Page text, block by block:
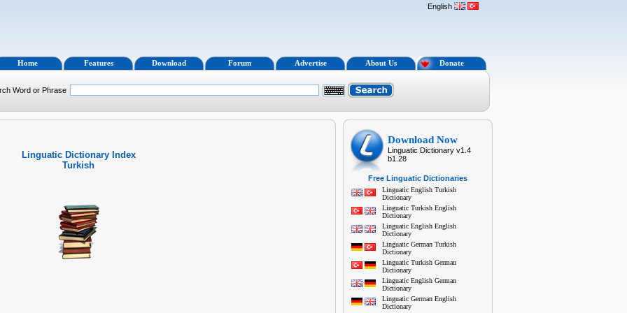
English
Home Features Download Forum Advertise About Us Donate
Word or Phrase
Linguatic Dictionary Index
Turkish
Download Now
Linguatic Dictionary v1.4
b1.28
Free Linguatic Dictionaries
Linguatic English Turkish
Dictionary
Linguatic Turkish English
Dictionary
Linguatic English English
Dictionary
Linguatic German Turkish
Dictionary
Linguatic Turkish German
Dictionary
Linguatic English German
Dictionary
Linguatic German English
Dictionary